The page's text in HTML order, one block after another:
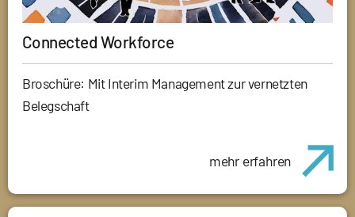
Connected Workforce
Broschüre: Mit Interim Management zur vernetzten
Belegschaft
mehr erfahren